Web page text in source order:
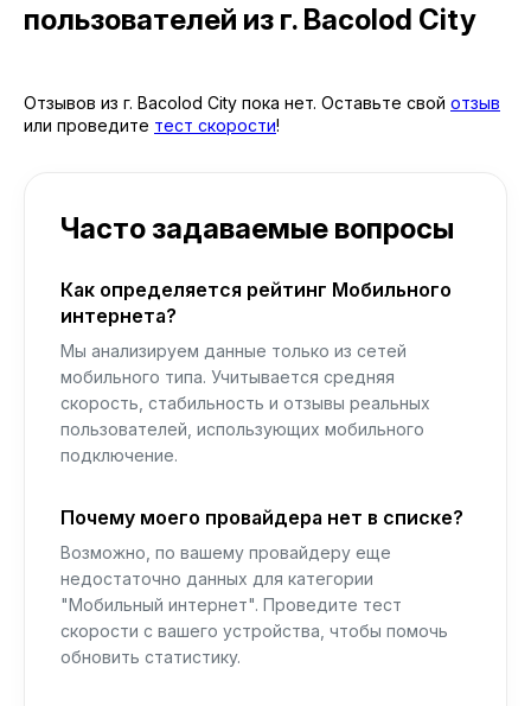
пользователей из г. Bacolod City
Отзывов из г. Bacolod City пока нет. Оставьте свой отзыв
или проведите тест скорости!
Часто задаваемые вопросы
Как определяется рейтинг Мобильного
интернета?
Мы анализируем данные только из сетей
мобильного типа. Учитывается средняя
скорость, стабильность и отзывы реальных
пользователей, использующих мобильного
подключение.
Почему моего провайдера нет в списке?
Возможно, по вашему провайдеру еще
недостаточно данных для категории
"Мобильный интернет". Проведите тест
скорости с вашего устройства, чтобы помочь
обновить статистику.